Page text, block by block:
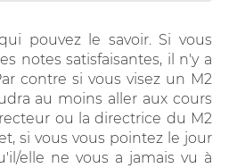
pouvez le savoir. Si vous
notes satisfaisantes, il n'y a
contre si vous visez un M2
au moins aller aux cours
ou la directrice du M2
si vous vous pointez le jour
elle ne vous a jamais vu à